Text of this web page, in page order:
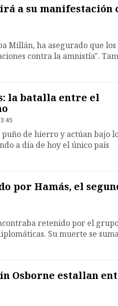
a su manifestación
Millán, ha asegurado que los
contra la amnistía".
la batalla entre el
de hierro y actúan bajo
a día de hoy el único país
por Hamás, el
retenido por el
Su muerte se
Osborne estallan